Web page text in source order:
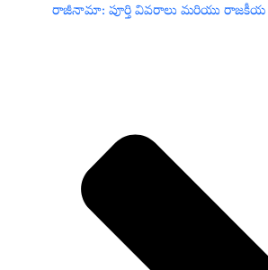
రాజీనామా: పూర్తి వివరాలు మరియు రాజకీయ